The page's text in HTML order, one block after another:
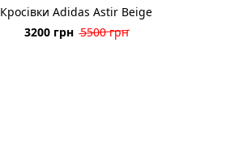
Кросівки Adidas Astir Beige
3200 грн 5500 грн